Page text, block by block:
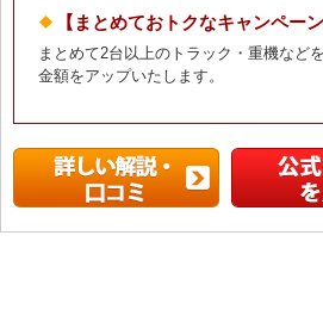
【まとめておトクなキャンペーン
まとめて2台以上のトラック・重機など
金額をアップいたします。